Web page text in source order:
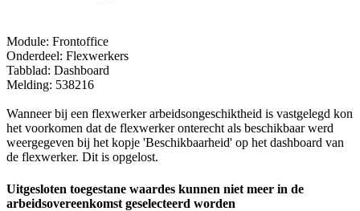
Module: Frontoffice
Onderdeel: Flexwerkers
Tabblad: Dashboard
Melding: 538216
Wanneer bij een flexwerker arbeidsongeschiktheid is vastgelegd kon
het voorkomen dat de flexwerker onterecht als beschikbaar werd
weergegeven bij het kopje 'Beschikbaarheid' op het dashboard van
de flexwerker. Dit is opgelost.
Uitgesloten toegestane waardes kunnen niet meer in de
arbeidsovereenkomst geselecteerd worden